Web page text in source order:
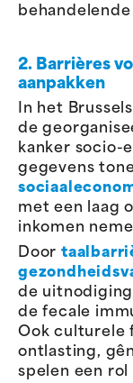
2. Barrières
aanpakken
In het
de
kanker socio-
gegevens
met een laag
inkomen
Door
de
de fecale
Ook culturele
ontlasting,
spelen een